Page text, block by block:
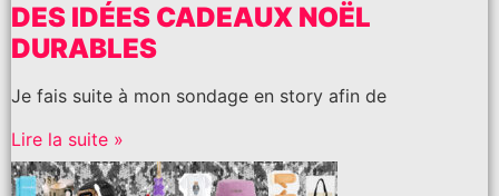
DES IDÉES CADEAUX NOËL
DURABLES
Je fais suite à mon sondage en story afin de
Lire la suite »